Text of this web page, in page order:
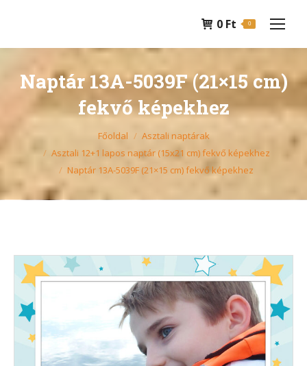
0 Ft 0
Naptár 13A-5039F (21×15 cm)
fekvő képekhez
Főoldal
Asztali naptárak
Asztali 12+1 lapos naptár (15x21 cm) fekvő képekhez
Naptár 13A-5039F (21×15 cm) fekvő képekhez